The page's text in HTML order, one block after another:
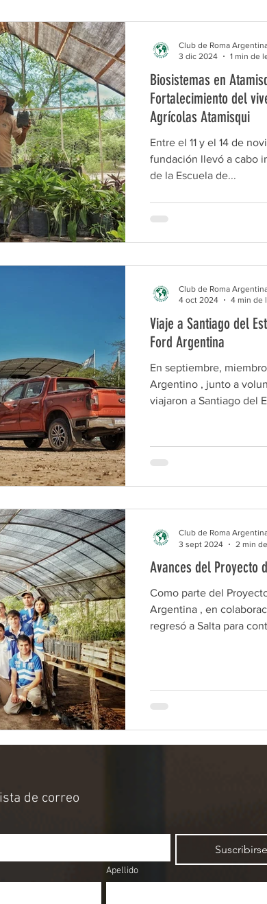
Biosistemas en
Fortalecimiento del
Agrícolas Atamisqui
Entre el 11 y el 14 de
fundación llevó a cabo
de la Escuela de...
Club de Roma
3 dic 2024
1 min de
Viaje a Santiago del
Ford Argentina
En septiembre,
Argentino , junto a
viajaron a Santiago del
Club de Roma
4 oct 2024
4 min de
Avances del Proyecto
Como parte del
Argentina , en
regresó a Salta para
Club de Roma
3 sept 2024
2 min
de correo
Suscribirse
Apellido